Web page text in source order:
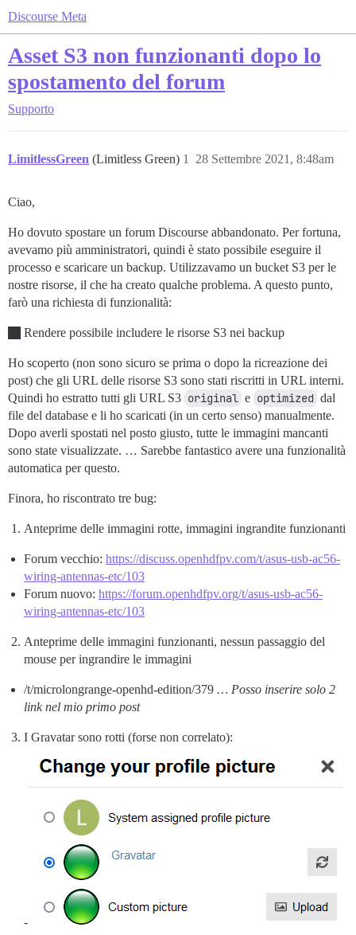
Discourse Meta
Asset S3 non funzionanti dopo lo
spostamento del forum
Supporto
LimitlessGreen (Limitless Green) 28 Settembre 2021, 8:48am
1
Ciao,
Ho dovuto spostare un forum Discourse abbandonato. Per fortuna,
avevamo più amministratori, quindi è stato possibile eseguire il
processo e scaricare un backup. Utilizzavamo un bucket S3 per le
nostre risorse, il che ha creato qualche problema. A questo punto,
farò una richiesta di funzionalità:
Rendere possibile includere le risorse S3 nei backup
Ho scoperto (non sono sicuro se prima o dopo la ricreazione dei
post) che gli URL delle risorse S3 sono stati riscritti in URL interni.
Quindi ho estratto tutti gli URL S3 original e optimized dal
file del database e li ho scaricati (in un certo senso) manualmente.
Dopo averli spostati nel posto giusto, tutte le immagini mancanti
sono state visualizzate. … Sarebbe fantastico avere una funzionalità
automatica per questo.
Finora, ho riscontrato tre bug:
Anteprime delle immagini rotte, immagini ingrandite funzionanti
Forum vecchio: https://discuss.openhdfpv.com/t/asus-usb-ac56-
wiring-antennas-etc/103
Forum nuovo: https://forum.openhdfpv.org/t/asus-usb-ac56-
wiring-antennas-etc/103
Anteprime delle immagini funzionanti, nessun passaggio del
mouse per ingrandire le immagini
/t/microlongrange-openhd-edition/379 … Posso inserire solo 2
link nel mio primo post
I Gravatar sono rotti (forse non correlato):
-